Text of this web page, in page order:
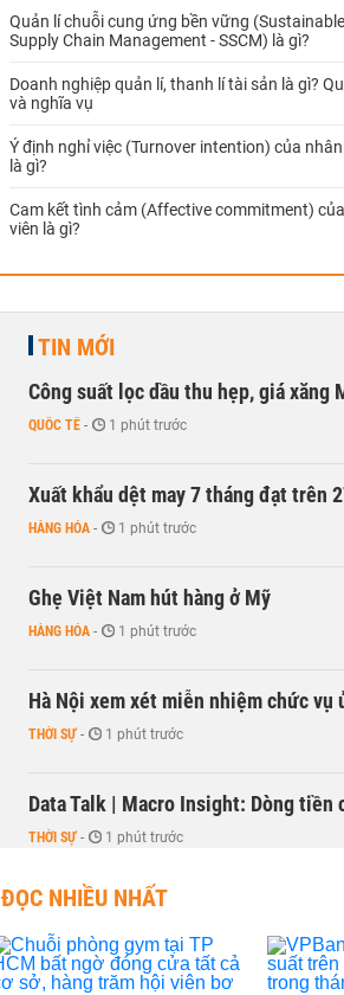
Quản lí chuỗi cung ứng bền vững (Sustainable
Supply Chain Management - SSCM) là gì?
Doanh nghiệp quản lí, thanh lí tài sản là gì?
và nghĩa vụ
Ý định nghỉ việc (Turnover intention) của
là gì?
Cam kết tình cảm (Affective commitment)
viên là gì?
TIN MỚI
Công suất lọc dầu thu hẹp, giá xăng
QUỐC TẾ - 1 phút trước
Xuất khẩu dệt may 7 tháng đạt trên
HÀNG HÓA - 1 phút trước
Ghẹ Việt Nam hút hàng ở Mỹ
HÀNG HÓA - 1 phút trước
Hà Nội xem xét miễn nhiệm chức vụ
THỜI SỰ - 1 phút trước
Data Talk | Macro Insight: Dòng tiền
THỜI SỰ - 1 phút trước
Thanh tra Chính phủ đề nghị Hải
NHÀ ĐẤT - 1 phút trước
ĐỌC NHIỀU NHẤT